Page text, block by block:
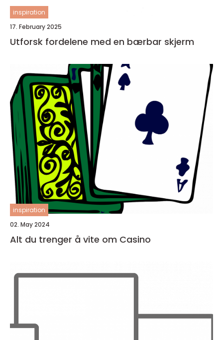
inspiration
17. February 2025
Utforsk fordelene med en bærbar skjerm
inspiration
02. May 2024
Alt du trenger å vite om Casino